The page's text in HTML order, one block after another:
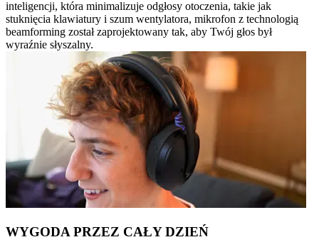
inteligencji, która minimalizuje odgłosy otoczenia, takie jak
stuknięcia klawiatury i szum wentylatora, mikrofon z technologią
beamforming został zaprojektowany tak, aby Twój głos był
wyraźnie słyszalny.
WYGODA PRZEZ CAŁY DZIEŃ